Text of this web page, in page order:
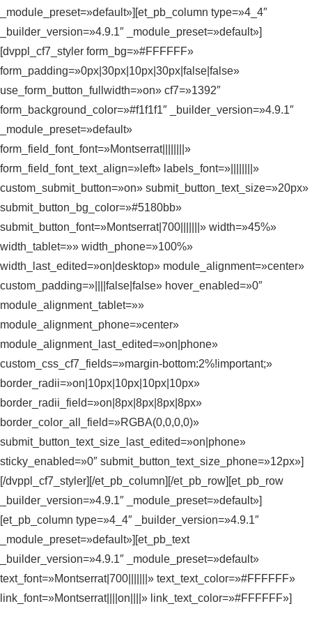
_module_preset=»default»][et_pb_column type=»4_4″
_builder_version=»4.9.1″ _module_preset=»default»]
[dvppl_cf7_styler form_bg=»#FFFFFF»
form_padding=»0px|30px|10px|30px|false|false»
use_form_button_fullwidth=»on» cf7=»1392″
form_background_color=»#f1f1f1″ _builder_version=»4.9.1″
_module_preset=»default»
form_field_font_font=»Montserrat||||||||»
form_field_font_text_align=»left» labels_font=»||||||||»
custom_submit_button=»on» submit_button_text_size=»20px»
submit_button_bg_color=»#5180bb»
submit_button_font=»Montserrat|700|||||||» width=»45%»
width_tablet=»» width_phone=»100%»
width_last_edited=»on|desktop» module_alignment=»center»
custom_padding=»||||false|false» hover_enabled=»0″
module_alignment_tablet=»»
module_alignment_phone=»center»
module_alignment_last_edited=»on|phone»
custom_css_cf7_fields=»margin-bottom:2%!important;»
border_radii=»on|10px|10px|10px|10px»
border_radii_field=»on|8px|8px|8px|8px»
border_color_all_field=»RGBA(0,0,0,0)»
submit_button_text_size_last_edited=»on|phone»
sticky_enabled=»0″ submit_button_text_size_phone=»12px»]
[/dvppl_cf7_styler][/et_pb_column][/et_pb_row][et_pb_row
_builder_version=»4.9.1″ _module_preset=»default»]
[et_pb_column type=»4_4″ _builder_version=»4.9.1″
_module_preset=»default»][et_pb_text
_builder_version=»4.9.1″ _module_preset=»default»
text_font=»Montserrat|700|||||||» text_text_color=»#FFFFFF»
link_font=»Montserrat||||on||||» link_text_color=»#FFFFFF»]